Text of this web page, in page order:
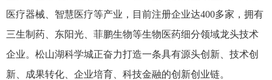
医疗器械、智慧医疗等产业，目前注册企业达400多家，拥有
三生制药、东阳光、菲鹏生物等生物医药细分领域龙头技术
企业。松山湖科学城正奋力打造一条具有源头创新、技术创
新、成果转化、企业培育、科技金融的创新创业链。